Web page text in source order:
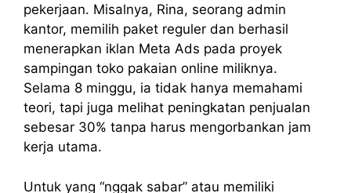
pekerjaan. Misalnya, Rina, seorang admin
kantor, memilih paket reguler dan berhasil
menerapkan iklan Meta Ads pada proyek
sampingan toko pakaian online miliknya.
Selama 8 minggu, ia tidak hanya memahami
teori, tapi juga melihat peningkatan penjualan
sebesar 30% tanpa harus mengorbankan jam
kerja utama.
Untuk yang “nggak sabar” atau memiliki